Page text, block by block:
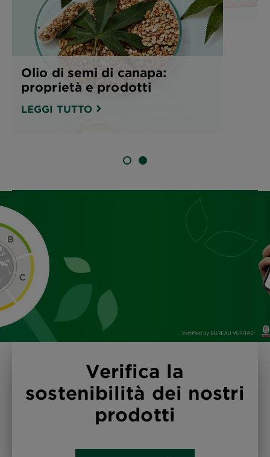
Olio di semi di canapa:
proprietà e prodotti
LEGGI TUTTO
SLIDE 1SLIDE 2
Verifica la
sostenibilità dei nostri
prodotti